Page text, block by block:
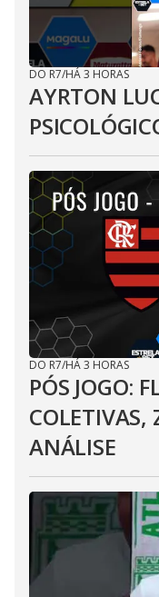
DO R7/HÁ 3 HORAS
AYRTON
DO R7/HÁ 3 HORAS
PÓS JOGO:
COLETIVAS,
ANÁLISE